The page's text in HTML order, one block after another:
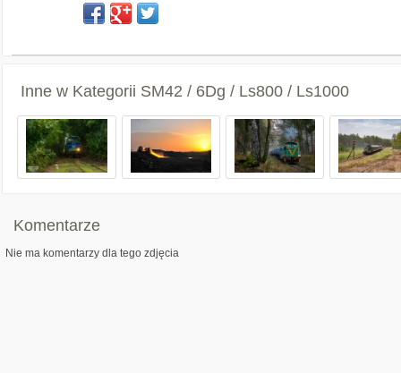
Inne w Kategorii SM42 / 6Dg / Ls800 / Ls1000
Komentarze
Nie ma komentarzy dla tego zdjęcia